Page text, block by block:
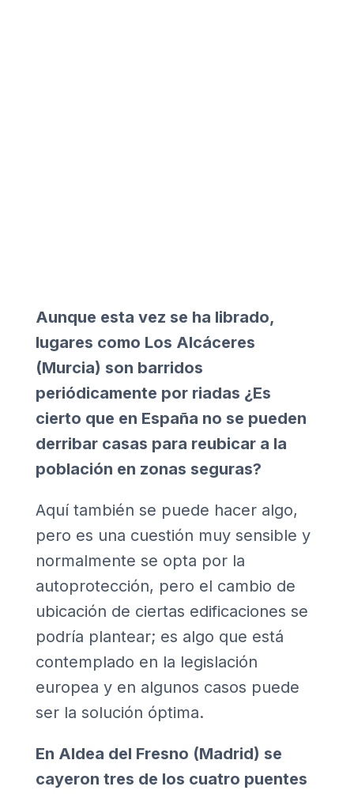
Aunque esta vez se ha librado,
lugares como Los Alcáceres
(Murcia) son barridos
periódicamente por riadas ¿Es
cierto que en España no se pueden
derribar casas para reubicar a la
población en zonas seguras?
Aquí también se puede hacer algo,
pero es una cuestión muy sensible y
normalmente se opta por la
autoprotección, pero el cambio de
ubicación de ciertas edificaciones se
podría plantear; es algo que está
contemplado en la legislación
europea y en algunos casos puede
ser la solución óptima.
En Aldea del Fresno (Madrid) se
cayeron tres de los cuatro puentes